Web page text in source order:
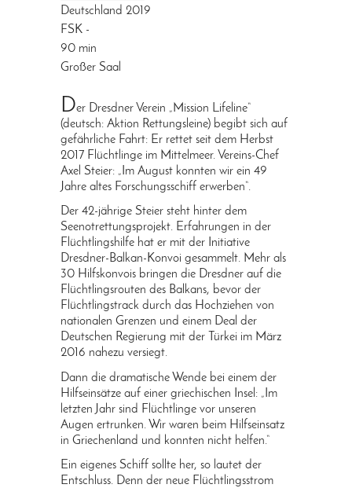
Deutschland 2019
FSK -
90 min
Großer Saal
Der Dresdner Verein „Mission Lifeline“
(deutsch: Aktion Rettungsleine) begibt sich auf
gefährliche Fahrt: Er rettet seit dem Herbst
2017 Flüchtlinge im Mittelmeer. Vereins-Chef
Axel Steier: „Im August konnten wir ein 49
Jahre altes Forschungsschiff erwerben“.
Der 42-jährige Steier steht hinter dem
Seenotrettungsprojekt. Erfahrungen in der
Flüchtlingshilfe hat er mit der Initiative
Dresdner-Balkan-Konvoi gesammelt. Mehr als
30 Hilfskonvois bringen die Dresdner auf die
Flüchtlingsrouten des Balkans, bevor der
Flüchtlingstrack durch das Hochziehen von
nationalen Grenzen und einem Deal der
Deutschen Regierung mit der Türkei im März
2016 nahezu versiegt.
Dann die dramatische Wende bei einem der
Hilfseinsätze auf einer griechischen Insel: „Im
letzten Jahr sind Flüchtlinge vor unseren
Augen ertrunken. Wir waren beim Hilfseinsatz
in Griechenland und konnten nicht helfen.“
Ein eigenes Schiff sollte her, so lautet der
Entschluss. Denn der neue Flüchtlingsstrom